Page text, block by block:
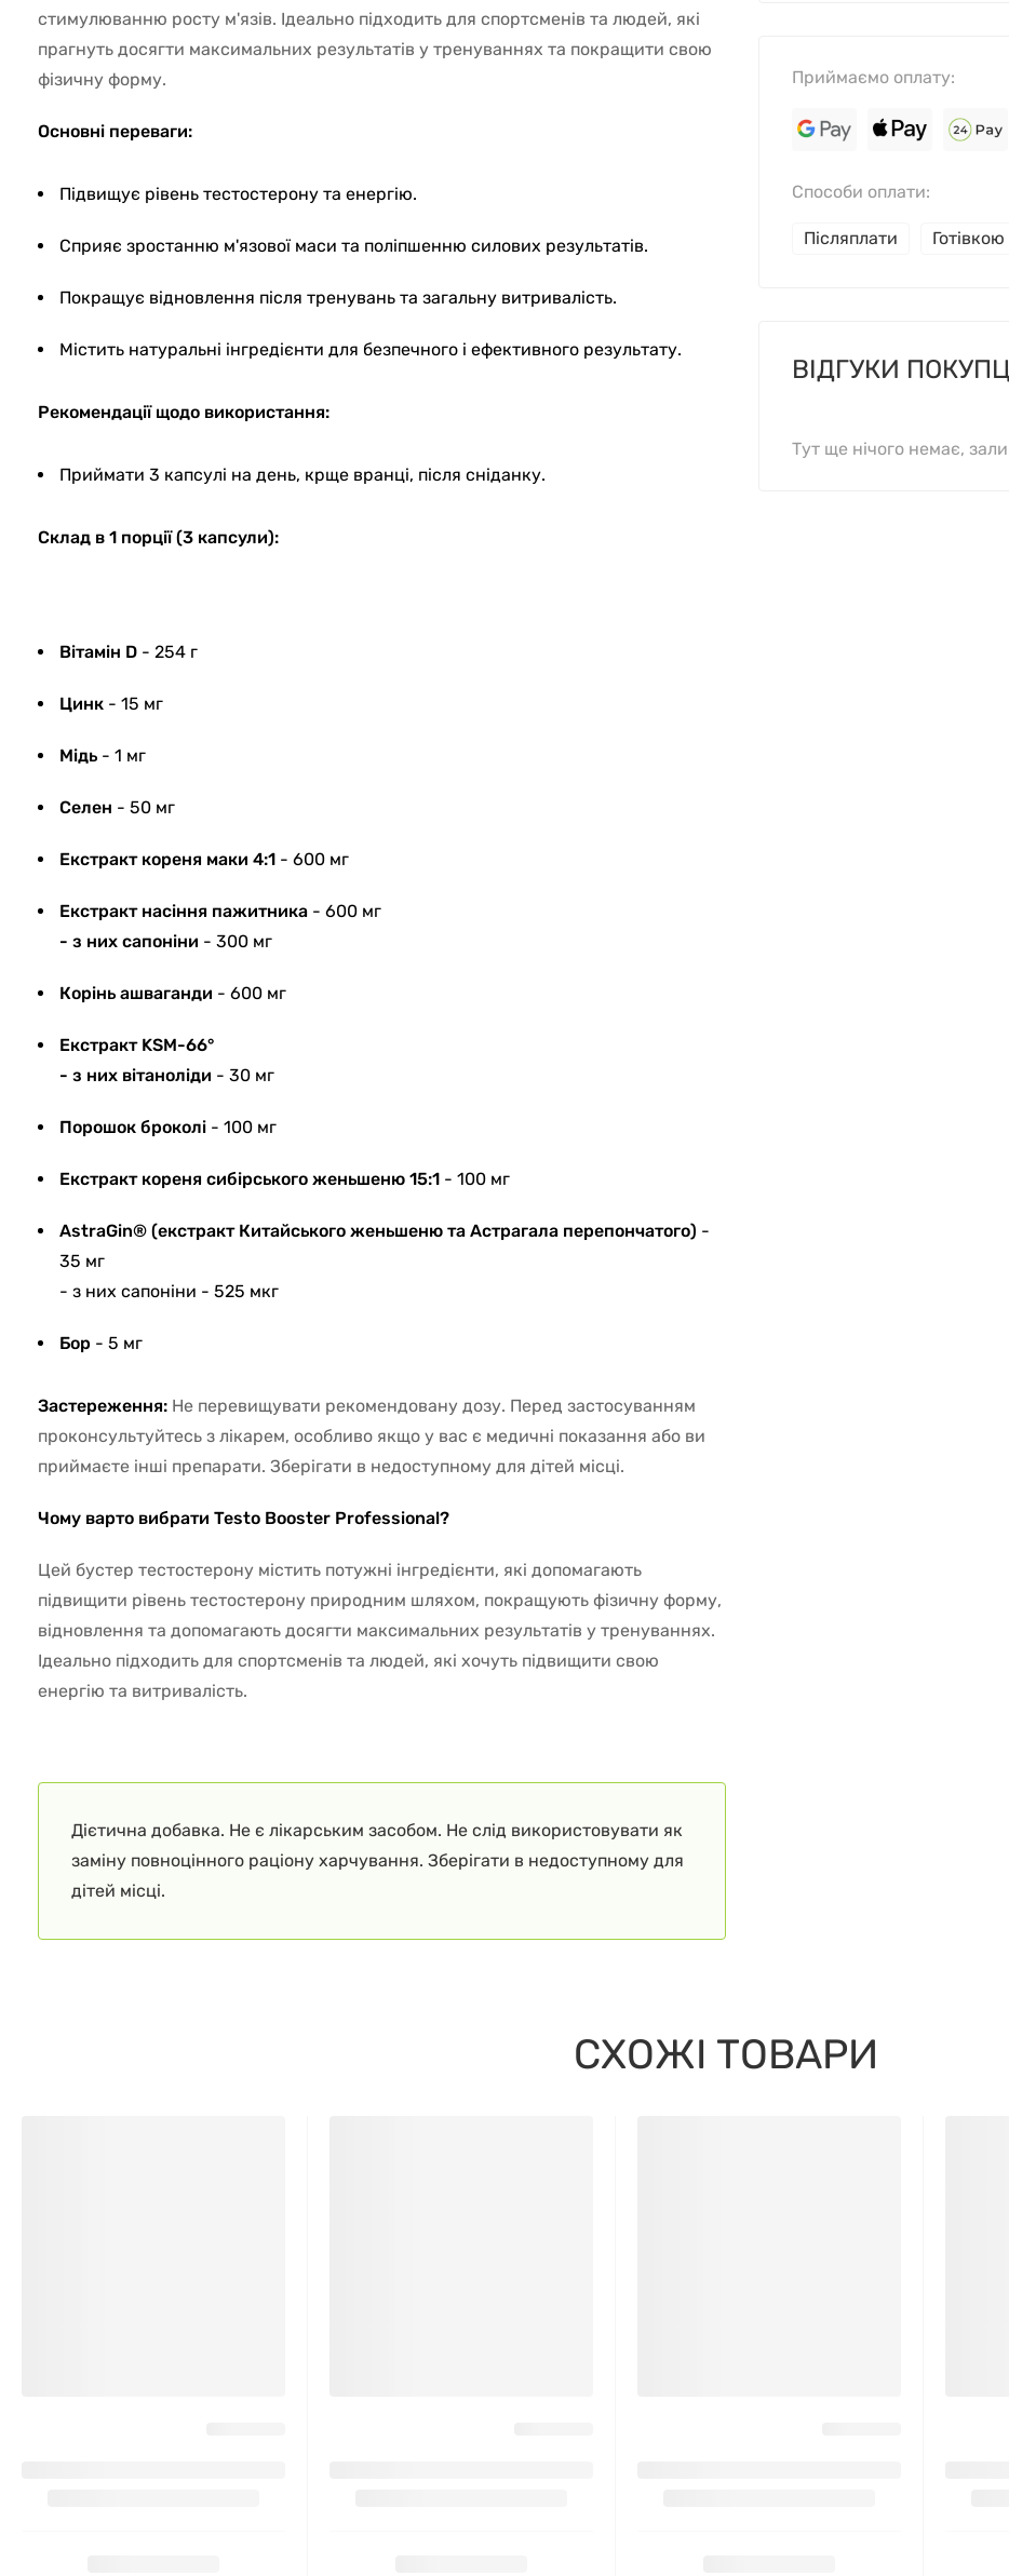
Дієтична добавка. Не є лікарським засобом. Не слід використовувати як
заміну повноцінного раціону харчування. Зберігати в недоступному для
дітей місці.
стимулюванню росту м'язів. Ідеально підходить для спортсменів та людей, які
прагнуть досягти максимальних результатів у тренуваннях та покращити свою
фізичну форму.
Основні переваги:
Підвищує рівень тестостерону та енергію.
Сприяє зростанню м'язової маси та поліпшенню силових результатів.
Покращує відновлення після тренувань та загальну витривалість.
Містить натуральні інгредієнти для безпечного і ефективного результату.
Рекомендації щодо використання:
Приймати 3 капсулі на день, крще вранці, після сніданку.
Склад в 1 порції (3 капсули):
Вітамін D - 254 г
Цинк - 15 мг
Мідь - 1 мг
Селен - 50 мг
Екстракт кореня маки 4:1 - 600 мг
Екстракт насіння пажитника - 600 мг
- з них сапоніни - 300 мг
Корінь ашваганди - 600 мг
Екстракт KSM-66°
- з них вітаноліди - 30 мг
Порошок броколі - 100 мг
Екстракт кореня сибірського женьшеню 15:1 - 100 мг
AstraGin® (екстракт Китайського женьшеню та Астрагала перепончатого) -
35 мг
- з них сапоніни - 525 мкг
Бор - 5 мг
Застереження: Не перевищувати рекомендовану дозу. Перед застосуванням
проконсультуйтесь з лікарем, особливо якщо у вас є медичні показання або ви
приймаєте інші препарати. Зберігати в недоступному для дітей місці.
Чому варто вибрати Testo Booster Professional?
Цей бустер тестостерону містить потужні інгредієнти, які допомагають
підвищити рівень тестостерону природним шляхом, покращують фізичну форму,
відновлення та допомагають досягти максимальних результатів у тренуваннях.
Ідеально підходить для спортсменів та людей, які хочуть підвищити свою
енергію та витривалість.
Приймаємо оплату:
Способи оплати:
Післяплати Готівкою
ВІДГУКИ
Тут ще нічого немає,
СХОЖІ ТОВАРИ